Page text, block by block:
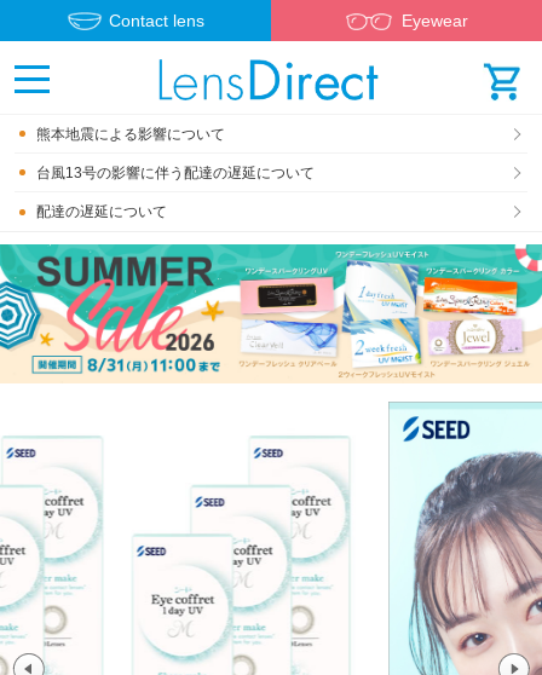
Contact lens Eyewear
熊本地震による影響について
台風13号の影響に伴う配達の遅延について
配達の遅延について